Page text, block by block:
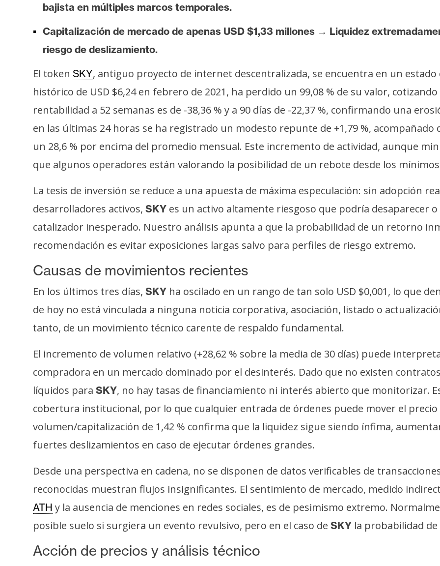
t
P
u
i
c
d
d
bajista en múltiples marcos temporales.
Capitalización de mercado de apenas USD $1,33 millones → Liquidez
riesgo de deslizamiento.
El token SKY, antiguo proyecto de internet descentralizada, se encuentra en un
histórico de USD $6,24 en febrero de 2021, ha perdido un 99,08 % de su valor,
rentabilidad a 52 semanas es de -38,36 % y a 90 días de -22,37 %, confirmando una
en las últimas 24 horas se ha registrado un modesto repunte de +1,79 %, acompañado
un 28,6 % por encima del promedio mensual. Este incremento de actividad, aunque
que algunos operadores están valorando la posibilidad de un rebote desde los mínimos
La tesis de inversión se reduce a una apuesta de máxima especulación: sin adopción
desarrolladores activos, SKY es un activo altamente riesgoso que podría desaparecer
catalizador inesperado. Nuestro análisis apunta a que la probabilidad de un retorno
recomendación es evitar exposiciones largas salvo para perfiles de riesgo extremo.
Causas de movimientos recientes
En los últimos tres días, SKY ha oscilado en un rango de tan solo USD $0,001, lo que
de hoy no está vinculada a ninguna noticia corporativa, asociación, listado o
tanto, de un movimiento técnico carente de respaldo fundamental.
El incremento de volumen relativo (+28,62 % sobre la media de 30 días) puede
compradora en un mercado dominado por el desinterés. Dado que no existen
líquidos para SKY, no hay tasas de financiamiento ni interés abierto que monitorizar.
cobertura institucional, por lo que cualquier entrada de órdenes puede mover el
volumen/capitalización de 1,42 % confirma que la liquidez sigue siendo ínfima,
fuertes deslizamientos en caso de ejecutar órdenes grandes.
Desde una perspectiva en cadena, no se disponen de datos verificables de
reconocidas muestran flujos insignificantes. El sentimiento de mercado, medido
ATH y la ausencia de menciones en redes sociales, es de pesimismo extremo.
posible suelo si surgiera un evento revulsivo, pero en el caso de SKY la probabilidad
Acción de precios y análisis técnico